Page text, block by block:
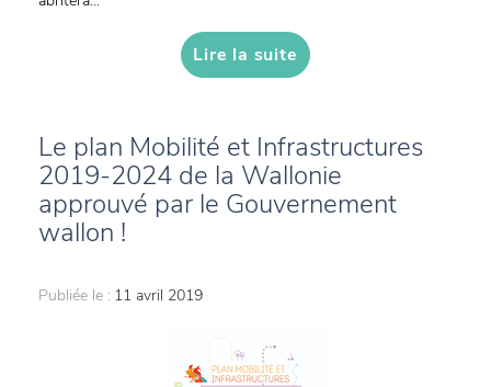
Lire la suite
Le plan Mobilité et Infrastructures
2019-2024 de la Wallonie
approuvé par le Gouvernement
wallon !
Publiée le : 11 avril 2019